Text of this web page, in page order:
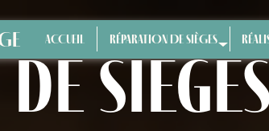
ACCUEIL RÉPARATION DE SIÈGES